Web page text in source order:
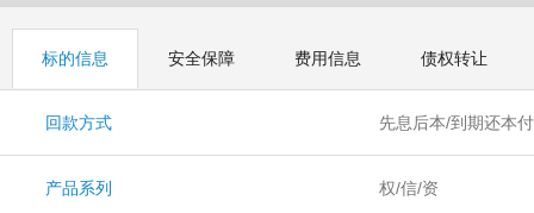
标的信息 安全保障 费用信息 债权转让
回款方式 先息后本/到期还本
产品系列 权/信/资